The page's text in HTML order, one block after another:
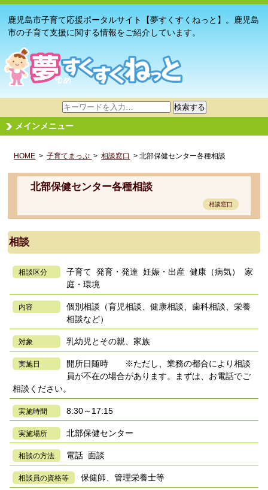
鹿児島市子育て応援ポータルサイト【夢すくすくねっと】。鹿児島
市の子育て支援に関する情報をご紹介しています。
サ
イ
ト
検
検索する
メインメニュー
HOME >子育てまっぷ >相談窓口 > 北部保健センター各種相談
北部保健センター各種相談
相談窓口
相談
相談区分
子育て 発育・発達 妊娠・出産 健康（病気） 家
庭・環境
内容
個別相談（育児相談、健康相談、歯科相談、栄養
相談など）
対象 乳幼児とその親、家族
実施日
開所日随時 ※ただし、業務の都合により相談
員が不在の場合があります。まずは、お電話でご
相談ください。
実施時間 8:30～17:15
実施場所 北部保健センター
相談の方法 電話 面談
相談員の資格等 保健師、管理栄養士等